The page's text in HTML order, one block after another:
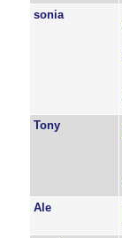
sonia
Tony
Ale